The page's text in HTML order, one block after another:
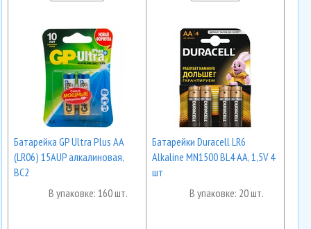
Батарейка GP Ultra Plus AA
(LR06) 15AUP алкалиновая,
BC2
В упаковке: 160 шт.
Батарейки Duracell LR6
Alkaline MN1500 BL4 AA, 1,5V 4
шт
В упаковке: 20 шт.